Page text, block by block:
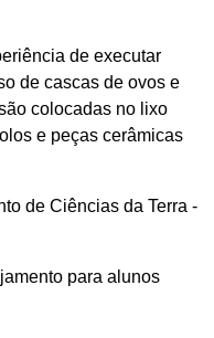
de executar
de cascas de ovos e
colocadas no lixo
e peças cerâmicas
de Ciências da Terra -
para alunos